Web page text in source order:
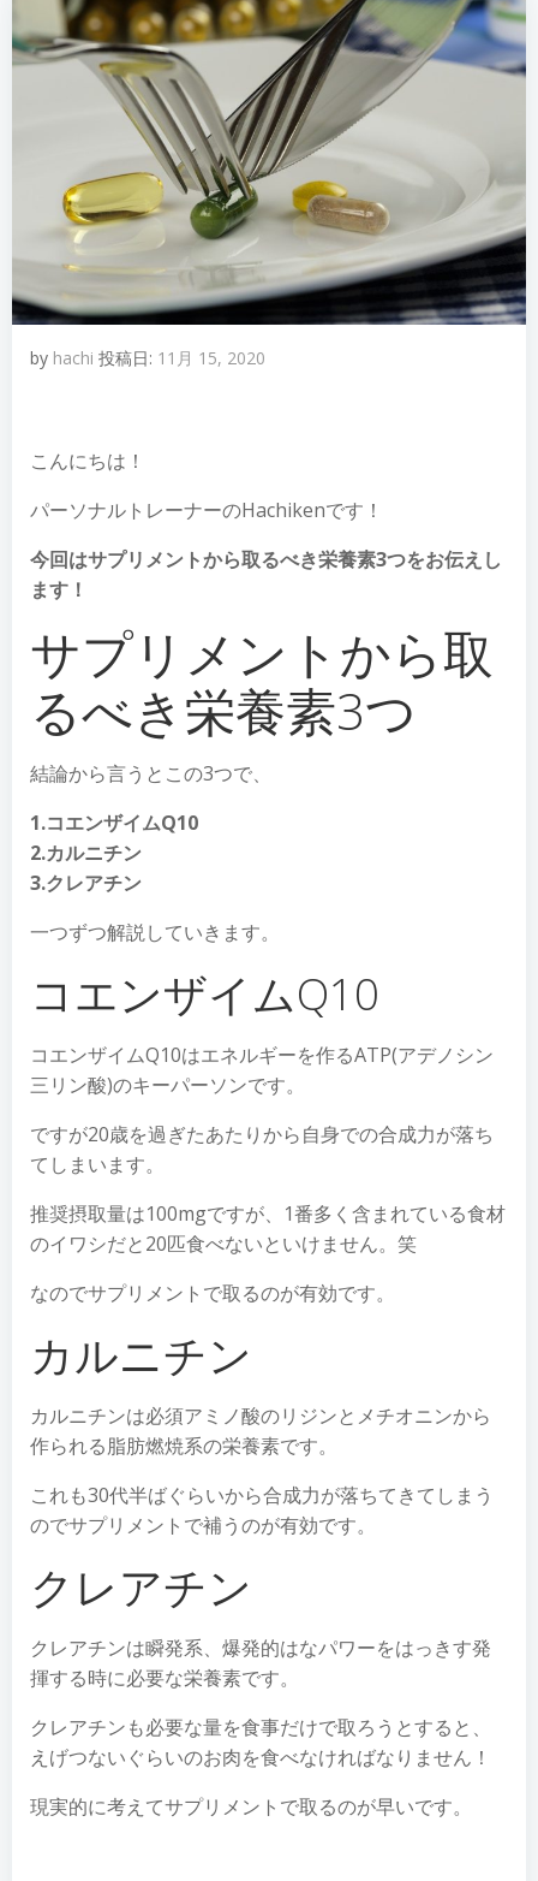
by hachi 投稿日: 11月 15, 2020
こんにちは！
パーソナルトレーナーのHachikenです！
今回はサプリメントから取るべき栄養素3つをお伝えし
ます！
サプリメントから取
るべき栄養素3つ
結論から言うとこの3つで、
1.コエンザイムQ10
2.カルニチン
3.クレアチン
一つずつ解説していきます。
コエンザイムQ10
コエンザイムQ10はエネルギーを作るATP(アデノシン
三リン酸)のキーパーソンです。
ですが20歳を過ぎたあたりから自身での合成力が落ち
てしまいます。
推奨摂取量は100mgですが、1番多く含まれている食材
のイワシだと20匹食べないといけません。笑
なのでサプリメントで取るのが有効です。
カルニチン
カルニチンは必須アミノ酸のリジンとメチオニンから
作られる脂肪燃焼系の栄養素です。
これも30代半ばぐらいから合成力が落ちてきてしまう
のでサプリメントで補うのが有効です。
クレアチン
クレアチンは瞬発系、爆発的はなパワーをはっきす発
揮する時に必要な栄養素です。
クレアチンも必要な量を食事だけで取ろうとすると、
えげつないぐらいのお肉を食べなければなりません！
現実的に考えてサプリメントで取るのが早いです。